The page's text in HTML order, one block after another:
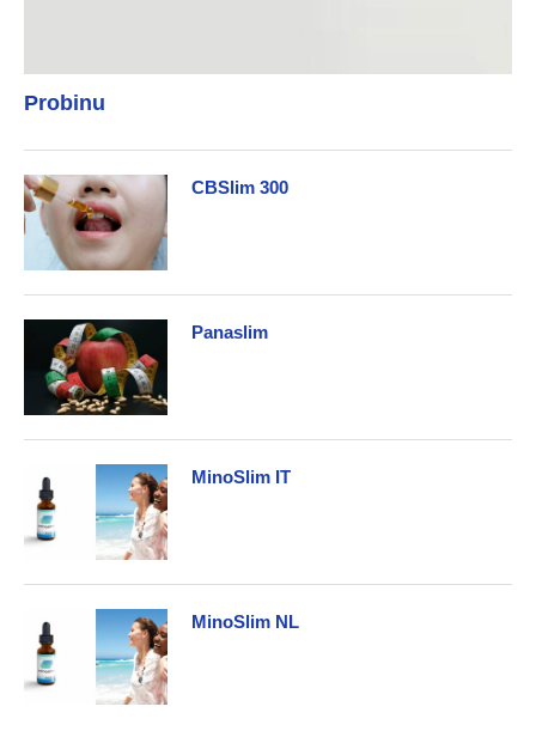
Probinu
CBSlim 300
Panaslim
MinoSlim IT
MinoSlim NL